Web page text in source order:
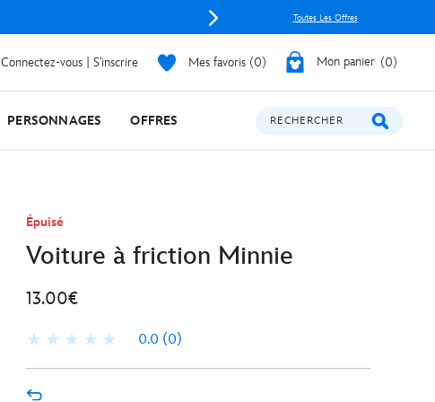
Toutes Les Offres
Connectez-vous | S'inscrire Mes favoris 0 Mon panier 0
PERSONNAGES OFFRES RECHERCHER
Épuisé
Voiture à friction Minnie
13.00€
0.0 (0)